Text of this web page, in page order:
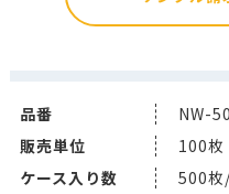
品番
NW-
販売単位
100枚
ケース入り数
500枚